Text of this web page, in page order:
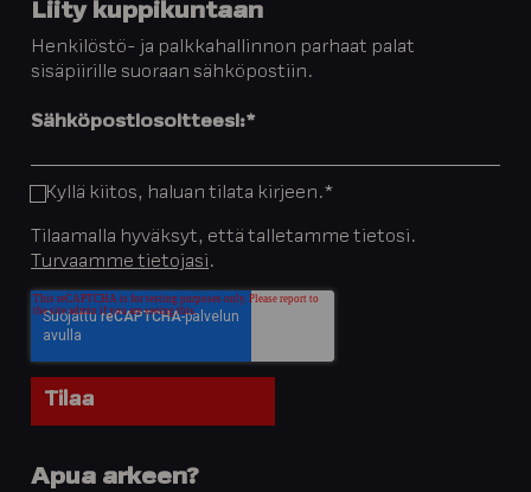
Liity kuppikuntaan
Henkilöstö- ja palkkahallinnon parhaat palat
sisäpiirille suoraan sähköpostiin.
Sähköpostiosoitteesi:*
Kyllä kiitos, haluan tilata kirjeen.*
Tilaamalla hyväksyt, että talletamme tietosi.
Turvaamme tietojasi .
Apua arkeen?